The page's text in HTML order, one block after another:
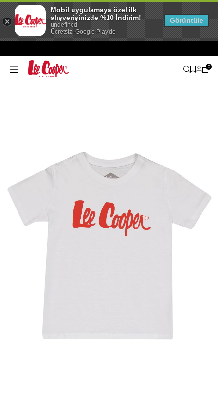
0
Mobil uygulamaya özel ilk
alışverişinizde %10 İndirim!
undefined
Ücretsiz -Google Play'de
Görüntüle